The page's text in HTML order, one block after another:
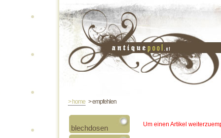
> home > empfehlen
blechdosen Um einen Artikel